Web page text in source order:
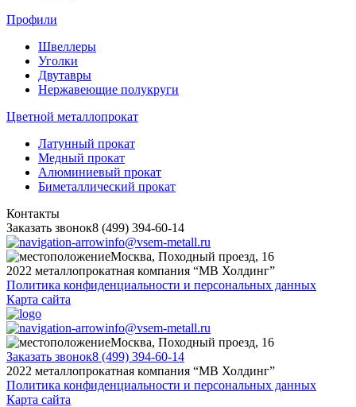
Профили
Швеллеры
Уголки
Двутавры
Нержавеющие полукруги
Цветной металлопрокат
Латунный прокат
Медный прокат
Алюминиевый прокат
Биметаллический прокат
Контакты
Заказать звонок8 (499) 394-60-14
info@vsem-metall.ru
Москва, Походный проезд, 16
2022 металлопрокатная компания “MB Холдинг”
Политика конфиденциальности и персональных данных
Карта сайта
info@vsem-metall.ru
Москва, Походный проезд, 16
Заказать звонок8 (499) 394-60-14
2022 металлопрокатная компания “MB Холдинг”
Политика конфиденциальности и персональных данных
Карта сайта